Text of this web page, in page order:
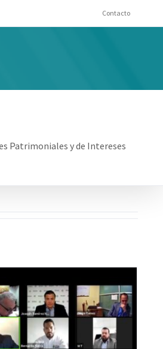
Contacto
Patrimoniales y de Intereses